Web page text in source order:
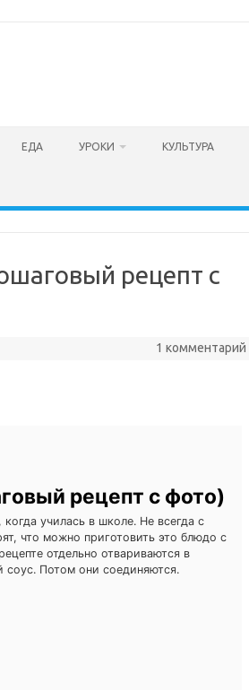
ЕДА УРОКИ КУЛЬТУРА
рецепт с
1 комментарий
рецепт с фото)
училась в школе. Не всегда с
что можно приготовить это блюдо с
отдельно отвариваются в
соус. Потом они соединяются.